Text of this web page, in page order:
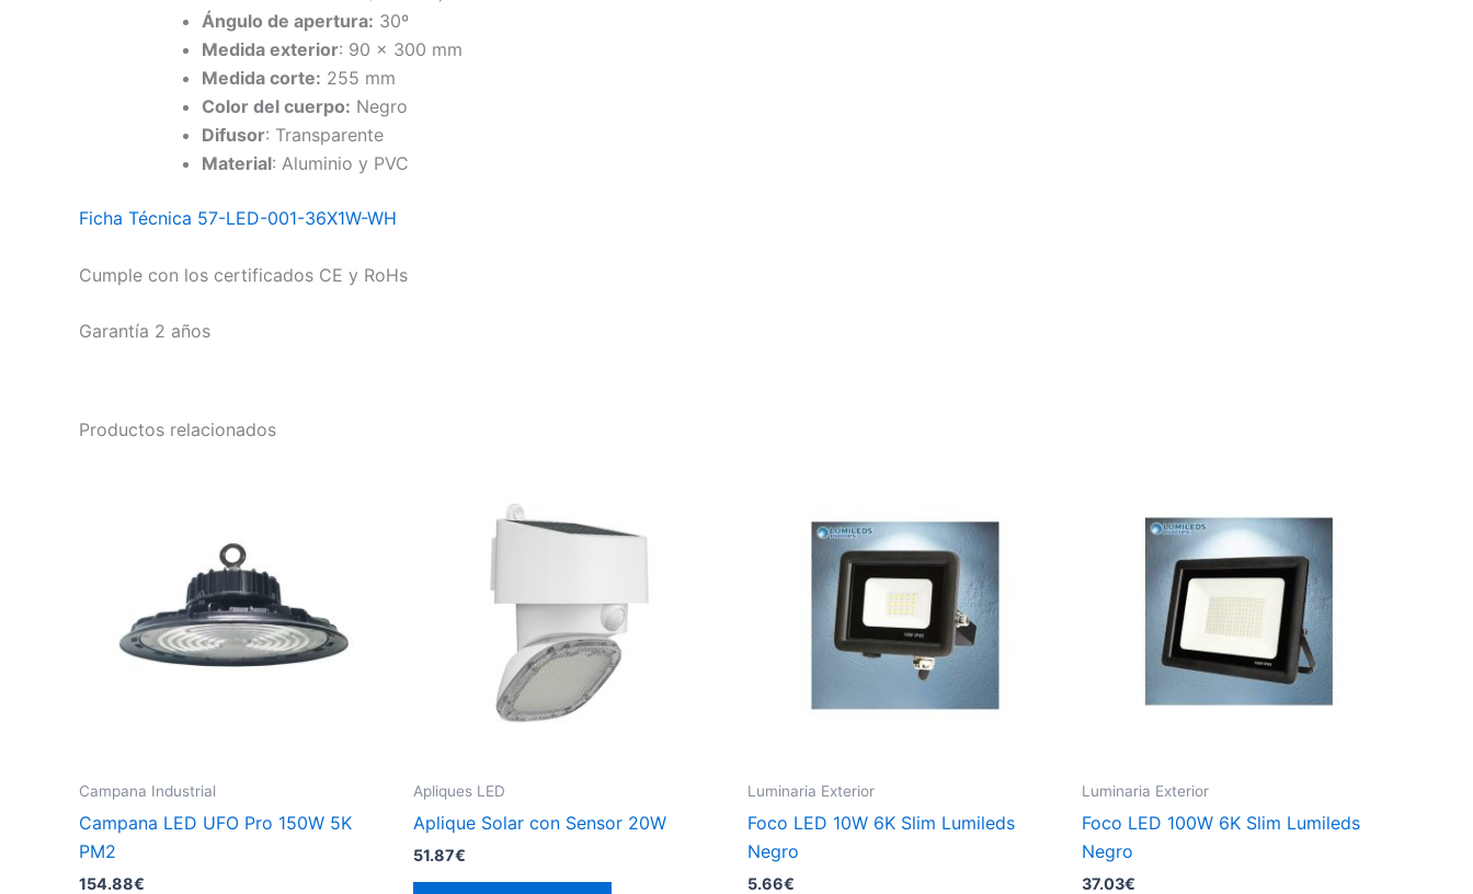
Ángulo de apertura: 30º
Medida exterior: 90 x 300 mm
Medida corte: 255 mm
Color del cuerpo: Negro
Difusor: Transparente
Material: Aluminio y PVC
Ficha Técnica 57-LED-001-36X1W-WH
Cumple con los certificados CE y RoHs
Garantía 2 años
Productos relacionados
Campana Industrial
Campana LED UFO Pro 150W 5K
PM2
154.88€
Apliques LED
Aplique Solar con Sensor 20W
51.87€
Luminaria Exterior
Foco LED 10W 6K Slim Lumileds
Negro
5.66€
Luminaria Exterior
Foco LED 100W 6K Slim Lumileds
Negro
37.03€